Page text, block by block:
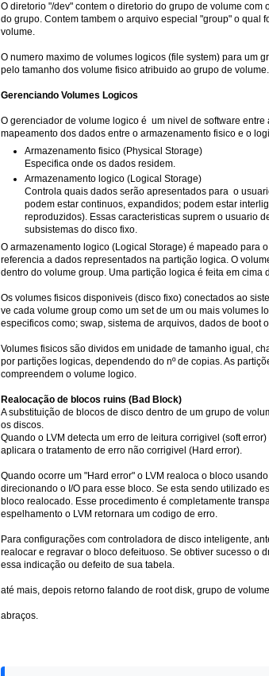
O diretorio "/dev" contem o diretorio do grupo de volume
do grupo. Contem tambem o arquivo especial "group" o qual
volume.
O numero maximo de volumes logicos (file system) para um
pelo tamanho dos volume fisico atribuido ao grupo de volume.
Gerenciando Volumes Logicos
O gerenciador de volume logico é um nivel de software
mapeamento dos dados entre o armazenamento fisico e o
Armazenamento fisico (Physical Storage)
Especifica onde os dados residem.
Armazenamento logico (Logical Storage)
Controla quais dados serão apresentados para o
podem estar continuos, expandidos; podem estar
reproduzidos). Essas caracteristicas suprem o usuario
subsistemas do disco fixo.
O armazenamento logico (Logical Storage) é mapeado para
referencia a dados representados na partição logica. O
dentro do volume group. Uma partição logica é feita em
Os volumes fisicos disponiveis (disco fixo) conectados ao
ve cada volume group como um set de um ou mais volumes
especificos como; swap, sistema de arquivos, dados de boot
Volumes fisicos são dividos em unidade de tamanho igual,
por partições logicas, dependendo do nº de copias. As
compreendem o volume logico.
Realocação de blocos ruins (Bad Block)
A substituição de blocos de disco dentro de um grupo de
os discos.
Quando o LVM detecta um erro de leitura corrigivel (soft
aplicara o tratamento de erro não corrigivel (Hard error).
Quando ocorre um "Hard error" o LVM realoca o bloco
direcionando o I/O para esse bloco. Se esta sendo utilizado
bloco realocado. Esse procedimento é completamente
espelhamento o LVM retornara um codigo de erro.
Para configurações com controladora de disco inteligente,
realocar e regravar o bloco defeituoso. Se obtiver sucesso o
essa indicação ou defeito de sua tabela.
até mais, depois retorno falando de root disk, grupo de
abraços.